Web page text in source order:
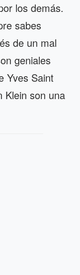
los demás.
sabes
de un mal
geniales
Yves Saint
Klein son una